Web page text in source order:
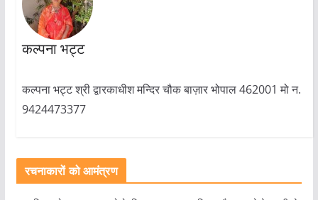
कल्पना भट्ट
कल्पना भट्ट श्री द्वारकाधीश मन्दिर चौक बाज़ार भोपाल 462001 मो न.
9424473377
रचनाकारों को आमंत्रण